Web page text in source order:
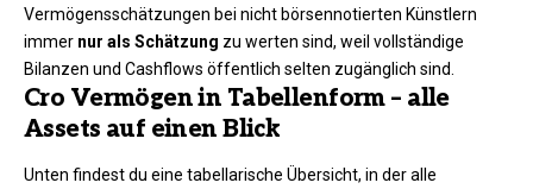
Vermögensschätzungen bei nicht börsennotierten Künstlern
immer nur als Schätzung zu werten sind, weil vollständige
Bilanzen und Cashflows öffentlich selten zugänglich sind.
Cro Vermögen in Tabellenform – alle
Assets auf einen Blick
Unten findest du eine tabellarische Übersicht, in der alle